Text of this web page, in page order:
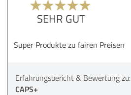
SEHR GUT
Super Produkte zu fairen Preisen
Erfahrungsbericht & Bewertung zu:
CAPS+